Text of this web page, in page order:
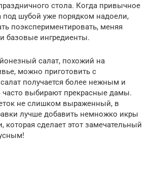
стола. Когда привычное
под шубой уже порядком надоели,
поэкспериментировать, меняя
базовые ингредиенты.
салат, похожий на
можно приготовить с
получается более нежным и
часто выбирают прекрасные дамы.
не слишком выраженный, в
лучше добавить немножко икры
которая сделает этот замечательный